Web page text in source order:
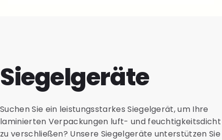
Siegelgeräte
Suchen Sie ein leistungsstarkes Siegelgerät, um Ihre
laminierten Verpackungen luft- und feuchtigkeitsdicht
zu verschließen? Unsere Siegelgeräte unterstützen Sie